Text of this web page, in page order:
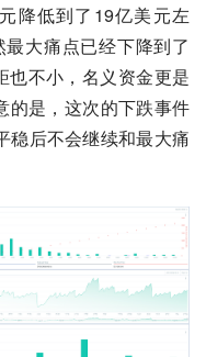
降低到了19亿美元左
大痛点已经下降到了
也不小，名义资金更是
的是，这次的下跌事件
稳后不会继续和最大痛